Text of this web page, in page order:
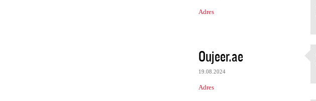
Adres
Oujeer.ae
19.08.2024
Adres